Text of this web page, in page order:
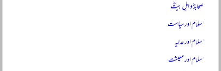
صحابہؓ و اہلِ بیتؓ
اسلام اور سیاست
اسلام اور عدلیہ
اسلام اور معیشت